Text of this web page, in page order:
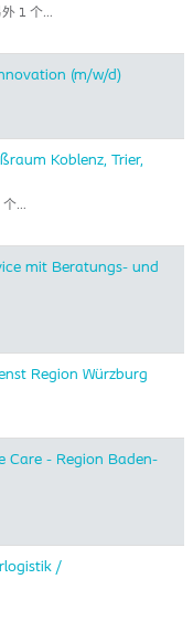
1 个…
(m/w/d)
Koblenz, Trier,
个…
mit Beratungs- und
Region Würzburg
Care - Region Baden-
/